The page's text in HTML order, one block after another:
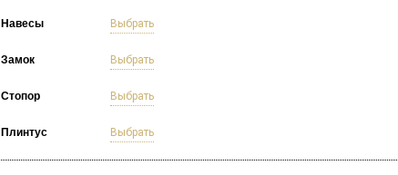
Навесы Выбрать
Замок Выбрать
Стопор Выбрать
Плинтус Выбрать